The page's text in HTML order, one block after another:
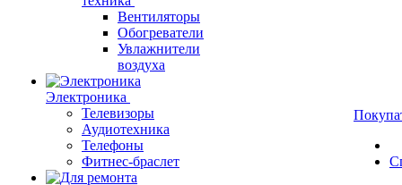
Вентиляторы
Обогреватели
Увлажнители
воздуха
Электроника
Телевизоры
Аудиотехника
Телефоны
Фитнес-браслет